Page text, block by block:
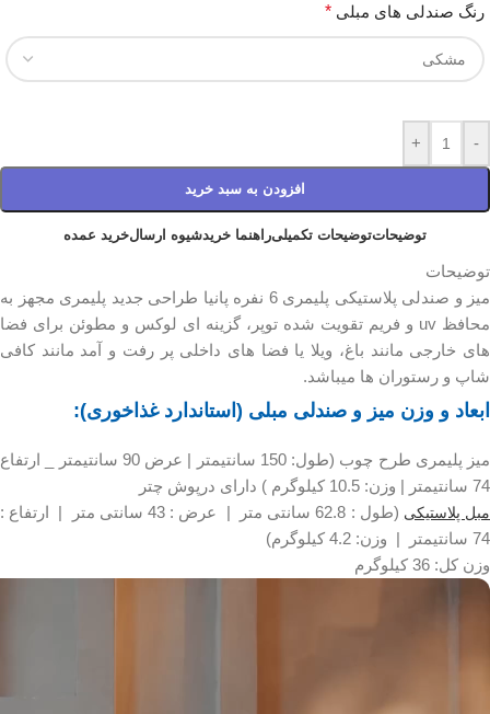
رنگ صندلی های مبلی *
-
+
افزودن به سبد خرید
توضیحاتتوضیحات تکمیلیراهنما خریدشیوه ارسالخرید عمده
توضیحات
میز و صندلی پلاستیکی پلیمری 6 نفره پانیا طراحی جدید پلیمری مجهز به
محافظ uv و فریم تقویت شده توپر، گزینه ای لوکس و مطوئن برای فضا
های خارجی مانند باغ، ویلا یا فضا های داخلی پر رفت و آمد مانند کافی
شاپ و رستوران ها میباشد.
ابعاد و وزن میز و صندلی مبلی (استاندارد غذاخوری):
میز پلیمری طرح چوب (طول: 150 سانتیمتر | عرض 90 سانتیمتر _ ارتفاع
74 سانتیمتر | وزن: 10.5 کیلوگرم ) دارای درپوش چتر
مبل پلاستیکی (طول : 62.8 سانتی متر | عرض : 43 سانتی متر |
ارتفاع :
74 سانتیمتر | وزن:
4.2 کیلوگرم)
وزن کل: 36 کیلوگرم